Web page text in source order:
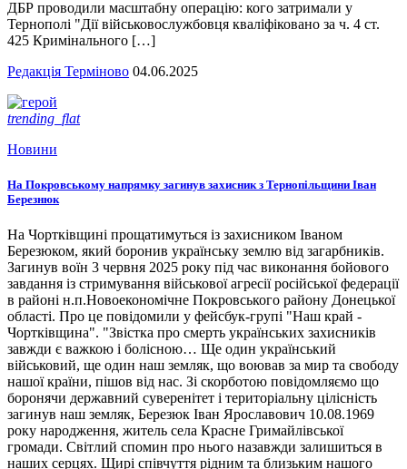
ДБР проводили масштабну операцію: кого затримали у
Тернополі "Дії військовослужбовця кваліфіковано за ч. 4 ст.
425 Кримінального […]
Редакція Терміново 04.06.2025
trending_flat
Новини
На Покровському напрямку загинув захисник з Тернопільщини Іван
Березнюк
На Чортківщині прощатимуться із захисником Іваном
Березюком, який боронив українську землю від загарбників.
Загинув воїн 3 червня 2025 року під час виконання бойового
завдання із стримування військової агресії російської федерації
в районі н.п.Новоекономічне Покровського району Донецької
області. Про це повідомили у фейсбук-групі "Наш край -
Чортківщина". "Звістка про смерть українських захисників
завжди є важкою і болісною… Ще один український
військовий, ще один наш земляк, що воював за мир та свободу
нашої країни, пішов від нас. Зі скорботою повідомляємо що
боронячи державний суверенітет і територіальну цілісність
загинув наш земляк, Березюк Іван Ярославович 10.08.1969
року народження, житель села Красне Гримайлівської
громади. Світлий спомин про нього назавжди залишиться в
наших серцях. Щирі співчуття рідним та близьким нашого